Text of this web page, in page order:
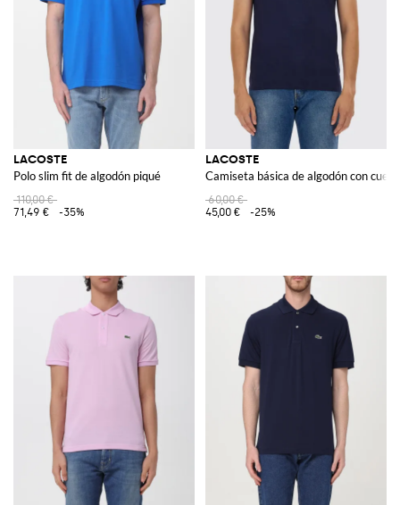
LACOSTE
Polo slim fit de algodón piqué
110,00 €
71,49 €
-35%
LACOSTE
Camiseta básica de algodón con
60,00 €
45,00 €
-25%